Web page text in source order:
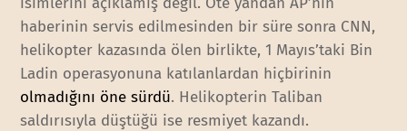
haberinin servis edilmesinden bir süre sonra CNN,
helikopter kazasında ölen birlikte, 1 Mayıs’taki Bin
Ladin operasyonuna katılanlardan hiçbirinin
olmadığını öne sürdü. Helikopterin Taliban
saldırısıyla düştüğü ise resmiyet kazandı.